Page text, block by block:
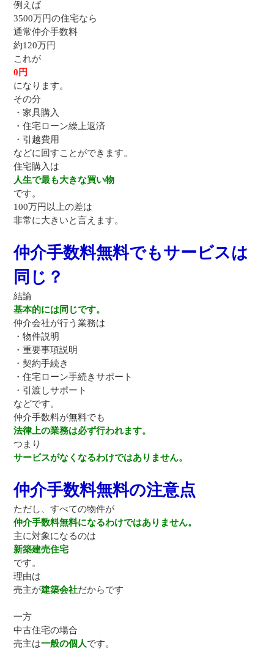
例えば
3500万円の住宅なら
通常仲介手数料
約120万円
これが
0円
になります。
その分
・家具購入
・住宅ローン繰上返済
・引越費用
などに回すことができます。
住宅購入は
人生で最も大きな買い物
です。
100万円以上の差は
非常に大きいと言えます。
仲介手数料無料でもサービスは
同じ？
結論
基本的には同じです。
仲介会社が行う業務は
・物件説明
・重要事項説明
・契約手続き
・住宅ローン手続きサポート
・引渡しサポート
などです。
仲介手数料が無料でも
法律上の業務は必ず行われます。
つまり
サービスがなくなるわけではありません。
仲介手数料無料の注意点
ただし、すべての物件が
仲介手数料無料になるわけではありません。
主に対象になるのは
新築建売住宅
です。
理由は
売主が建築会社だからです
一方
中古住宅の場合
売主は一般の個人です。